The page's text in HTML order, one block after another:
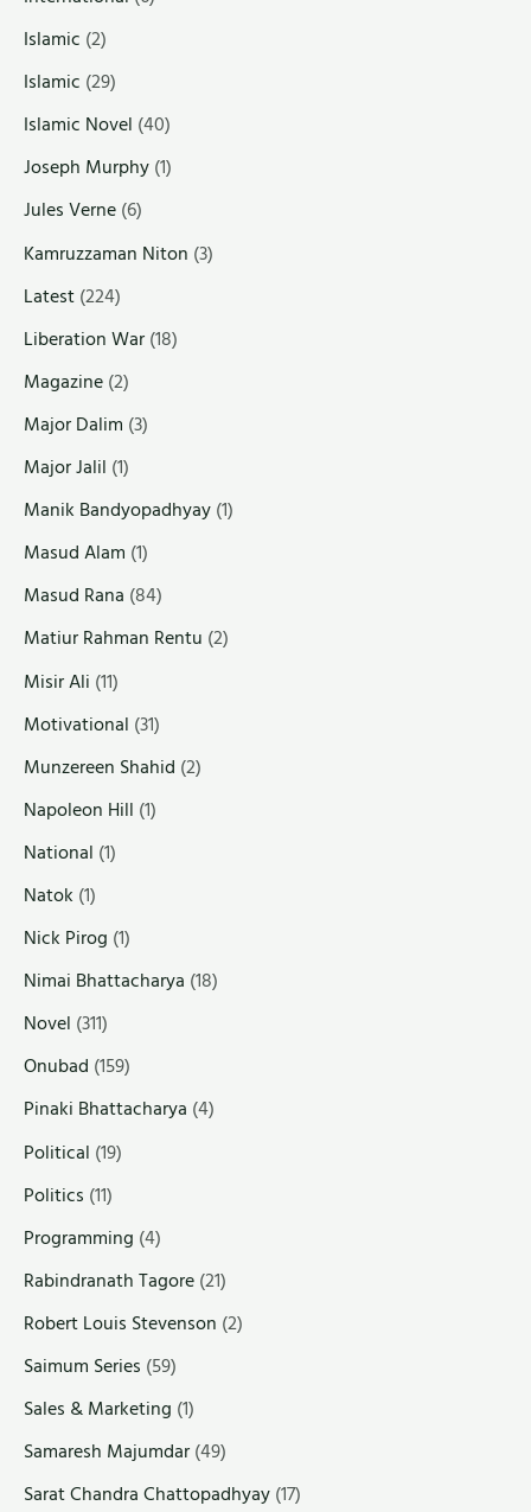
Islamic (2)
Islamic (29)
Islamic Novel (40)
Joseph Murphy(1)
Jules Verne(6)
Kamruzzaman Niton (3)
Latest(224)
Liberation War(18)
Magazine(2)
Major Dalim (3)
Major Jalil (1)
Manik Bandyopadhyay(1)
Masud Alam (1)
Masud Rana (84)
Matiur Rahman Rentu (2)
Misir Ali (11)
Motivational (31)
Munzereen Shahid (2)
Napoleon Hill (1)
National (1)
Natok (1)
Nick Pirog (1)
Nimai Bhattacharya (18)
Novel (311)
Onubad (159)
Pinaki Bhattacharya (4)
Political (19)
Politics (11)
Programming (4)
Rabindranath Tagore(21)
Robert Louis Stevenson (2)
Saimum Series (59)
Sales & Marketing (1)
Samaresh Majumdar(49)
Sarat Chandra Chattopadhyay(17)